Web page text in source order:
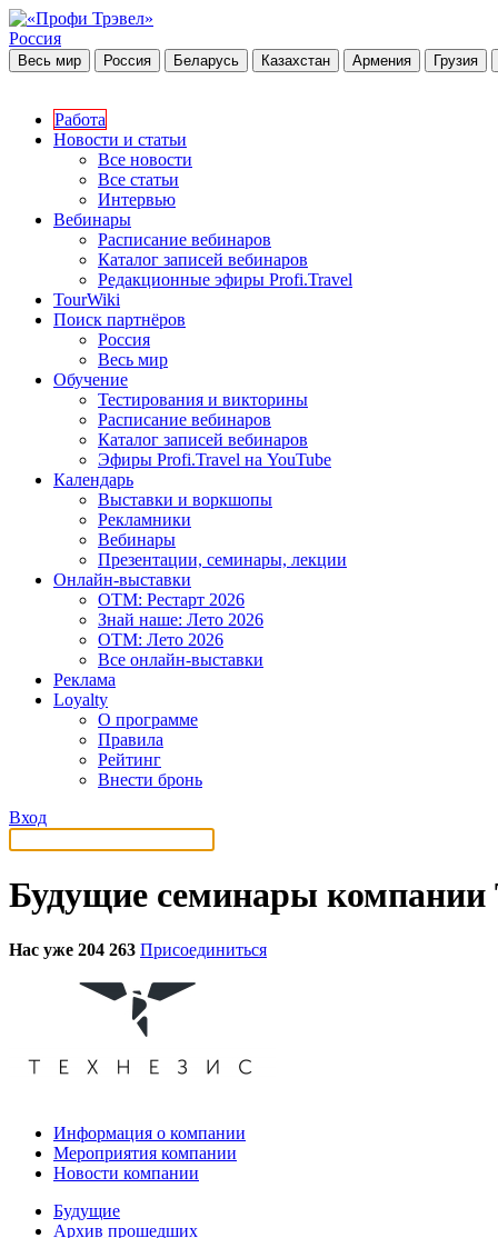
Россия
Весь мир Россия Беларусь Казахстан Армения Грузия
Работа
Новости и статьи
Все новости
Все статьи
Интервью
Вебинары
Расписание вебинаров
Каталог записей вебинаров
Редакционные эфиры Profi.Travel
TourWiki
Поиск партнёров
Россия
Весь мир
Обучение
Тестирования и викторины
Расписание вебинаров
Каталог записей вебинаров
Эфиры Profi.Travel на YouTube
Календарь
Выставки и воркшопы
Рекламники
Вебинары
Презентации, семинары, лекции
Онлайн-выставки
OTM: Рестарт 2026
Знай наше: Лето 2026
OTM: Лето 2026
Все онлайн-выставки
Реклама
Loyalty
О программе
Правила
Рейтинг
Внести бронь
Вход
Будущие семинары компании
Нас уже 204 263 Присоединиться
Информация о компании
Мероприятия компании
Новости компании
Будущие
Архив прошедших